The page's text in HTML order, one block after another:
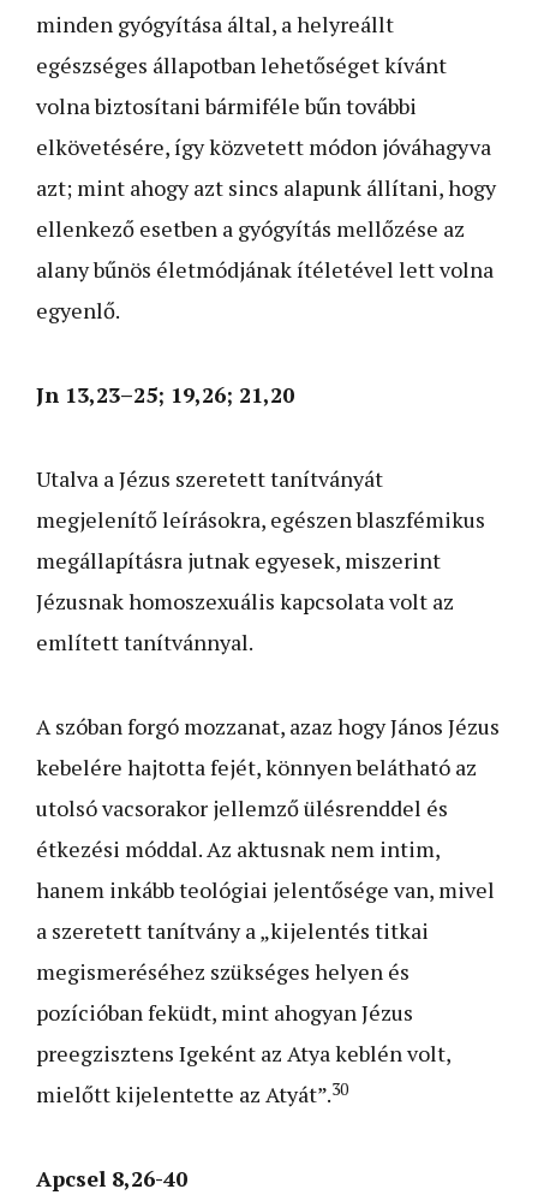
minden gyógyítása által, a helyreállt
egészséges állapotban lehetőséget kívánt
volna biztosítani bármiféle bűn további
elkövetésére, így közvetett módon jóváhagyva
azt; mint ahogy azt sincs alapunk állítani, hogy
ellenkező esetben a gyógyítás mellőzése az
alany bűnös életmódjának ítéletével lett volna
egyenlő.
Jn 13,23–25; 19,26; 21,20
Utalva a Jézus szeretett tanítványát
megjelenítő leírásokra, egészen blaszfémikus
megállapításra jutnak egyesek, miszerint
Jézusnak homoszexuális kapcsolata volt az
említett tanítvánnyal.
A szóban forgó mozzanat, azaz hogy János Jézus
kebelére hajtotta fejét, könnyen belátható az
utolsó vacsorakor jellemző ülésrenddel és
étkezési móddal. Az aktusnak nem intim,
hanem inkább teológiai jelentősége van, mivel
a szeretett tanítvány a „kijelentés titkai
megismeréséhez szükséges helyen és
pozícióban feküdt, mint ahogyan Jézus
preegzisztens Igeként az Atya keblén volt,
mielőtt kijelentette az Atyát”.30
Apcsel 8,26-40